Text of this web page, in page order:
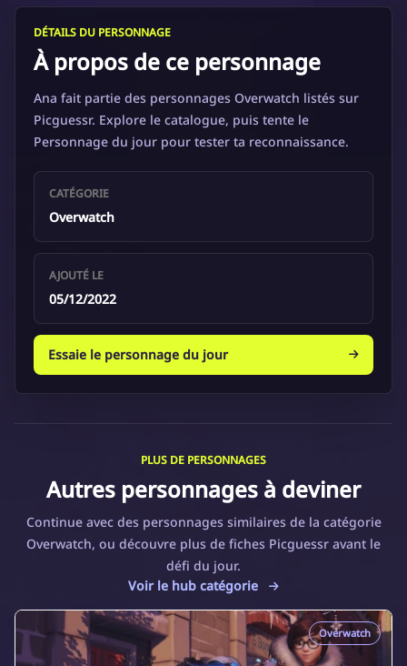
DÉTAILS DU PERSONNAGE
À propos de ce personnage
Ana fait partie des personnages Overwatch listés sur
Picguessr. Explore le catalogue, puis tente le
Personnage du jour pour tester ta reconnaissance.
CATÉGORIE
Overwatch
AJOUTÉ LE
05/12/2022
Essaie le personnage du jour
PLUS DE PERSONNAGES
Autres personnages à deviner
Continue avec des personnages similaires de la catégorie
Overwatch, ou découvre plus de fiches Picguessr avant le
défi du jour.
Voir le hub catégorie
Overwatch